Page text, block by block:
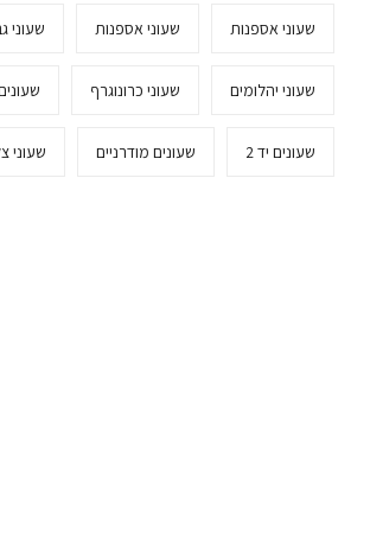
שעוני אספנות שעוני אספנות שעוני
שעוני יהלומים שעוני כרונוגרף
שעונים יד 2 שעונים מודרניים שעוני